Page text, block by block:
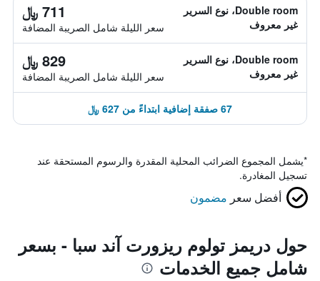
Double room، نوع السرير
غير معروف
711 ﷼
سعر الليلة شامل الصريبة المضافة
Double room، نوع السرير
غير معروف
829 ﷼
سعر الليلة شامل الصريبة المضافة
67 صفقة إضافية ابتداءً من 627 ﷼
*يشمل المجموع الضرائب المحلية المقدرة والرسوم المستحقة عند
تسجيل المغادرة.
أفضل سعر مضمون
حول دريمز تولوم ريزورت آند سبا - بسعر
شامل جميع الخدمات